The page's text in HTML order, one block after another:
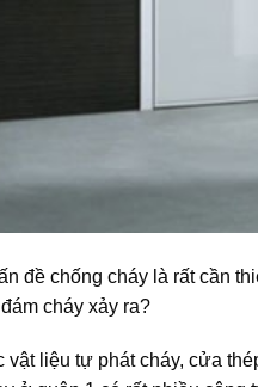
đề chống cháy là rất cần
cháy xảy ra?
liệu tự phát cháy, cửa